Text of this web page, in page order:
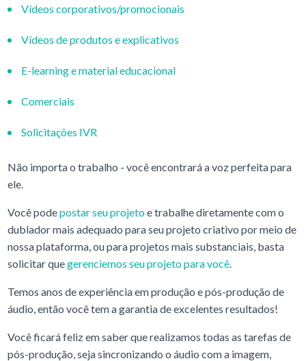
Vídeos corporativos/promocionais
Vídeos de produtos e explicativos
E-learning e material educacional
Comerciais
Solicitações IVR
Não importa o trabalho - você encontrará a voz perfeita para
ele.
Você podepostar seu projetoe trabalhe diretamente com o
dublador mais adequado para seu projeto criativo por meio de
nossa plataforma, ou para projetos mais substanciais, basta
solicitar quegerenciemos seu projeto para você.
Temos anos de experiência em produção e pós-produção de
áudio, então você tem a garantia de excelentes resultados!
Você ficará feliz em saber que realizamos todas as tarefas de
pós-produção, seja sincronizando o áudio com a imagem,